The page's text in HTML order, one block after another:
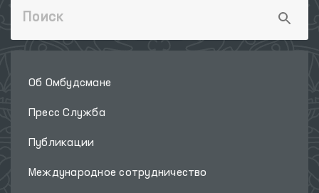
Об Омбудсмане
Пресс Служба
Публикации
Международное сотрудничество